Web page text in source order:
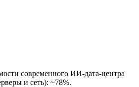
современного ИИ-дата-центра
и сеть): ~78%.